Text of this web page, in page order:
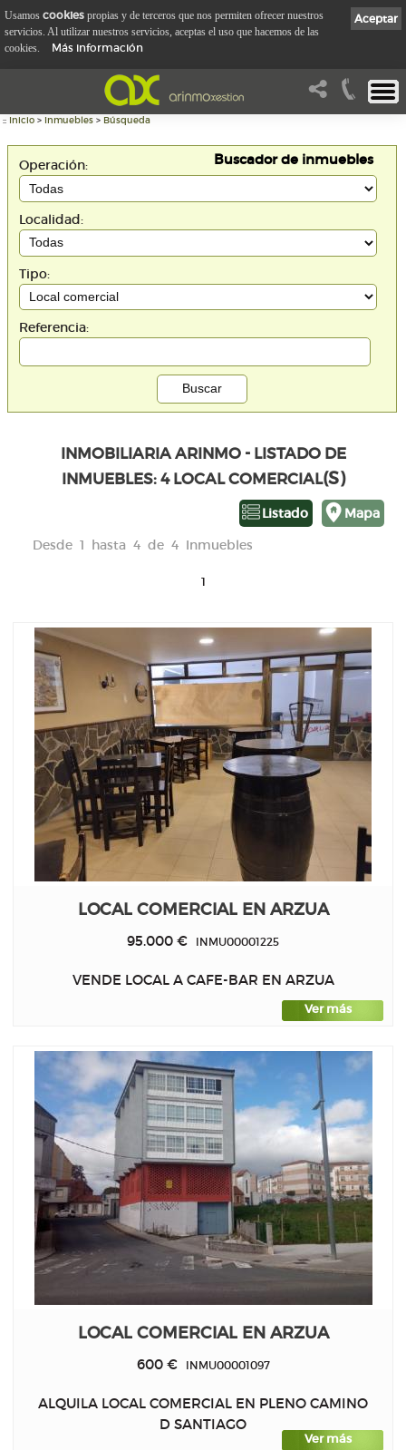
:: Inicio > Inmuebles > Búsqueda
Buscador de inmuebles
Operación:
Localidad:
Tipo:
Referencia:
INMOBILIARIA ARINMO - LISTADO DE
INMUEBLES: 4 LOCAL COMERCIAL(S)
Mapa
Listado
Desde 1 hasta 4 de 4 Inmuebles
1
LOCAL COMERCIAL EN ARZUA
95.000 € INMU00001225
VENDE LOCAL A CAFE-BAR EN ARZUA
Ver más
LOCAL COMERCIAL EN ARZUA
600 €INMU00001097
ALQUILA LOCAL COMERCIAL EN PLENO CAMINO
D SANTIAGO
Ver más
Aceptar
Usamos cookies propias y de terceros que nos permiten ofrecer nuestros
servicios. Al utilizar nuestros servicios, aceptas el uso que hacemos de las
cookies.
Más información